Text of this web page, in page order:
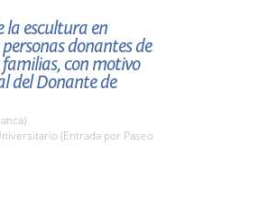
la escultura en
donantes de
familias, con motivo
del Donante de
(Entrada por Paseo